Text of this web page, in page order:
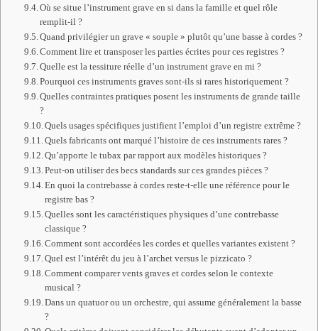
Où se situe l’instrument grave en si dans la famille et quel rôle
remplit-il ?
Quand privilégier un grave « souple » plutôt qu’une basse à cordes ?
Comment lire et transposer les parties écrites pour ces registres ?
Quelle est la tessiture réelle d’un instrument grave en mi ?
Pourquoi ces instruments graves sont-ils si rares historiquement ?
Quelles contraintes pratiques posent les instruments de grande taille
?
Quels usages spécifiques justifient l’emploi d’un registre extrême ?
Quels fabricants ont marqué l’histoire de ces instruments rares ?
Qu’apporte le tubax par rapport aux modèles historiques ?
Peut-on utiliser des becs standards sur ces grandes pièces ?
En quoi la contrebasse à cordes reste-t-elle une référence pour le
registre bas ?
Quelles sont les caractéristiques physiques d’une contrebasse
classique ?
Comment sont accordées les cordes et quelles variantes existent ?
Quel est l’intérêt du jeu à l’archet versus le pizzicato ?
Comment comparer vents graves et cordes selon le contexte
musical ?
Dans un quatuor ou un orchestre, qui assume généralement la basse
?